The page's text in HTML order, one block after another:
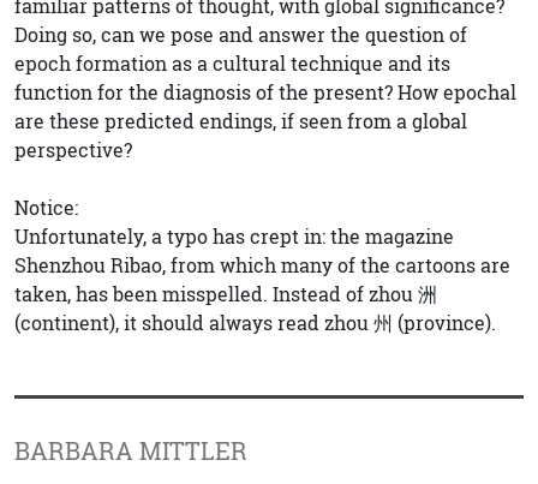
familiar patterns of thought, with global significance?
Doing so, can we pose and answer the question of
epoch formation as a cultural technique and its
function for the diagnosis of the present? How epochal
are these predicted endings, if seen from a global
perspective?
Notice:
Unfortunately, a typo has crept in: the magazine
Shenzhou Ribao, from which many of the cartoons are
taken, has been misspelled. Instead of zhou 洲
(continent), it should always read zhou 州 (province).
BARBARA MITTLER